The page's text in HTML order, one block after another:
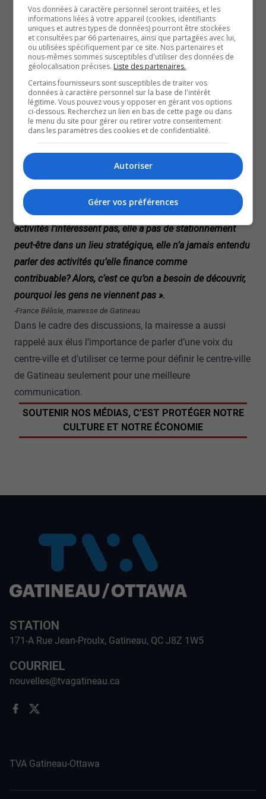
-Olive Kamanyana, conseillère du district du Carrefour-de-l’Hôpital
Cette sortie arrive au moment ou la Ville a fait le point
sur la relance du centre-ville lors de la dernière année.
Dans une tentative de réanimer le centre-ville, qui a
beaucoup souffert durant la pandémie, une enveloppe
de 6 millions de dollars a été votée jusqu’en 2024.
Certains conseillers se sont dit heureux de voir que le
public était présent l’été dernier lors des différents
évènements. Certains ont cependant soulevé la question
à savoir comment réellement quantifier le succès des
mesures d’aide.
« Ceux qui ne viennent pas, la dame de Buckingham qui
vient pas, pourquoi elle ne vient pas au centre-ville? Les
activités l’intéressent pas, elle a pas de stationnement
peut-être dans un lieu stratégique, elle n’a jamais entendu
parler des activités qu’elle finance comme
contribuable? Alors, c’est ce qu’on a besoin de découvrir,
pourquoi les gens ne viennent pas ».
-France Bélisle, mairesse de Gatineau
Dans le cadre des discussions, la mairesse a aussi
rappelé aux élus l’importance de parler d’une voix du
centre-ville et d’utiliser ce terme pour définir le centre-ville
de Gatineau seulement pour une meilleure
communication.
SOUTENIR NOS MÉDIAS, C’EST PROTÉGER NOTRE
CULTURE ET NOTRE ÉCONOMIE
STATION
171-A Rue Jean-Proulx, Gatineau, QC J8Z 1W5
COURRIEL
nouvelles@tvagatineau.ca
TVA Gatineau-Ottawa
Vos données à caractère personnel seront traitées, et les
informations liées à votre appareil (cookies, identifiants
uniques et autres types de données) pourront être stockées
et consultées par 66 partenaires, ainsi que partagées avec lui,
ou utilisées spécifiquement par ce site. Nos partenaires et
nous-mêmes sommes susceptibles d'utiliser des données de
géolocalisation précises. Liste des partenaires.
Certains fournisseurs sont susceptibles de traiter vos
données à caractère personnel sur la base de l'intérêt
légitime. Vous pouvez vous y opposer en gérant vos options
ci-dessous. Recherchez un lien en bas de cette page ou dans
le menu du site pour gérer ou retirer votre consentement
dans les paramètres des cookies et de confidentialité.
Autoriser
Gérer vos préférences